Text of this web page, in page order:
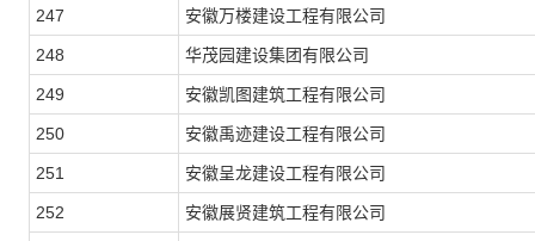
247 安徽万楼建设工程有限公司
248 华茂园建设集团有限公司
249 安徽凯图建筑工程有限公司
250 安徽禹迹建设工程有限公司
251 安徽呈龙建设工程有限公司
252 安徽展贤建筑工程有限公司